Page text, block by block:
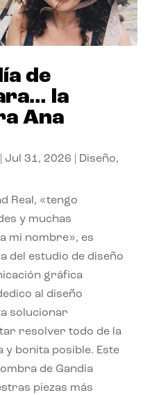
de
la
Ana
Jul 31, 2026 Diseño,
Real, «tengo
y muchas
mi nombre», es
del estudio de diseño
gráfica
al diseño
solucionar
resolver todo de la
y bonita posible. Este
de Gandia
piezas más